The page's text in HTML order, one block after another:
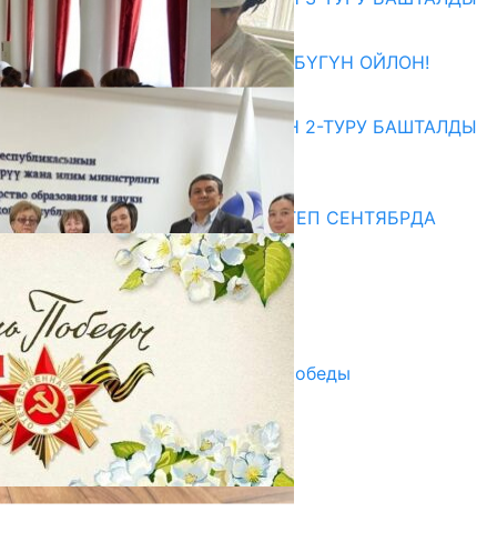
27.07.2026
ӨЗҮҢДҮН КЕЛЕЧЕГИҢ ҮЧҮН БҮГҮН ОЙЛОН!
20.07.2026
ЖОЖДОРГО КАБЫЛ АЛУУНУН 2-ТУРУ БАШТАЛДЫ
20.07.2026
Медиа
СУЗАКТА 750 ОРУНДУУ МЕКТЕП СЕНТЯБРДА
ПАЙДАЛАНУУГА БЕРИЛЕТ
07.08.2025
Улуу Жеңиштин жандуу сөзү
29.04.2025
Награды в преддверии Дня Победы
29.04.2025